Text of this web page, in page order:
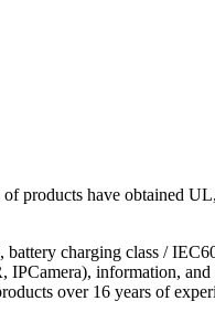
products have obtained
charging class /
information,
over 16 years of